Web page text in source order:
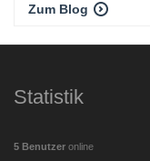
Zum Blog
Statistik
5 Benutzer online